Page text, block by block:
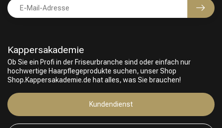
Friseurwahl
Kappersakademie
Ob Sie ein Profi in der Friseurbranche sind oder einfach nur
hochwertige Haarpflegeprodukte suchen, unser Shop
Shop.Kappersakademie.de hat alles, was Sie brauchen!
Kundendienst